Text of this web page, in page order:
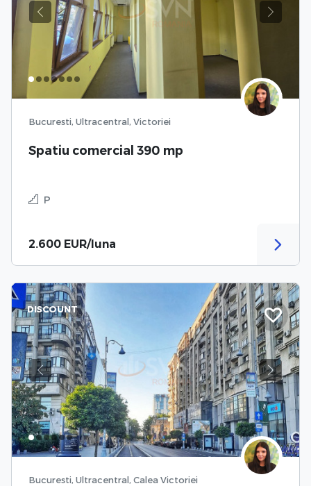
Previous Next
Bucuresti, Ultracentral, Victoriei
Spatiu comercial 390 mp
P
2.600 EUR/luna
Previous Next
DISCOUNT
Bucuresti, Ultracentral, Calea Victoriei